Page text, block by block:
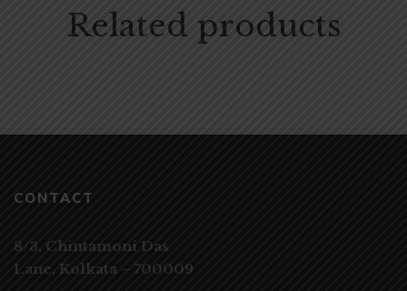
Related products
CONTACT
8/3, Chintamoni Das
Lane, Kolkata – 700009